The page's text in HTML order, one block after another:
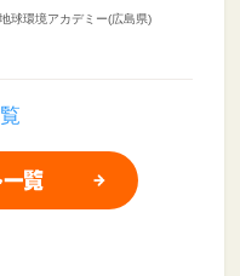
球環境アカデミー(広島県)